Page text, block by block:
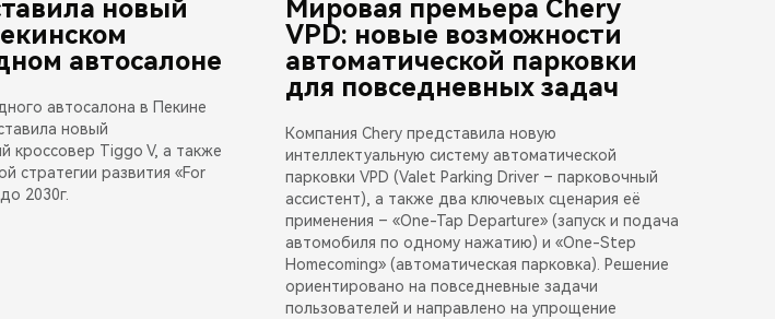
новый
автосалоне
автосалона в Пекине
новый
кроссовер Tiggo V, а также
стратегии развития «For
2030г.
Мировая премьера Chery
VPD: новые возможности
автоматической парковки
для повседневных задач
Компания Chery представила новую
интеллектуальную систему автоматической
парковки VPD (Valet Parking Driver – парковочный
ассистент), а также два ключевых сценария её
применения – «One-Tap Departure» (запуск и подача
автомобиля по одному нажатию) и «One-Step
Homecoming» (автоматическая парковка). Решение
ориентировано на повседневные задачи
пользователей и направлено на упрощение